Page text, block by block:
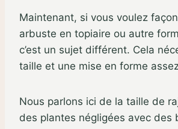
Maintenant, si vous voulez
arbuste en topiaire ou autre
c’est un sujet différent. Cela
taille et une mise en forme
Nous parlons ici de la taille de
des plantes négligées avec des